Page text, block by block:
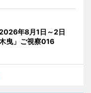
年8月1日～2日
曳」ご視察016